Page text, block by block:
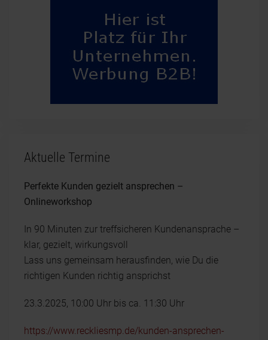
Aktuelle Termine
Perfekte Kunden gezielt ansprechen –
Onlineworkshop
In 90 Minuten zur treffsicheren Kundenansprache –
klar, gezielt, wirkungsvoll
Lass uns gemeinsam herausfinden, wie Du die
richtigen Kunden richtig ansprichst
23.3.2025, 10:00 Uhr bis ca. 11:30 Uhr
https://www.reckliesmp.de/kunden-ansprechen-